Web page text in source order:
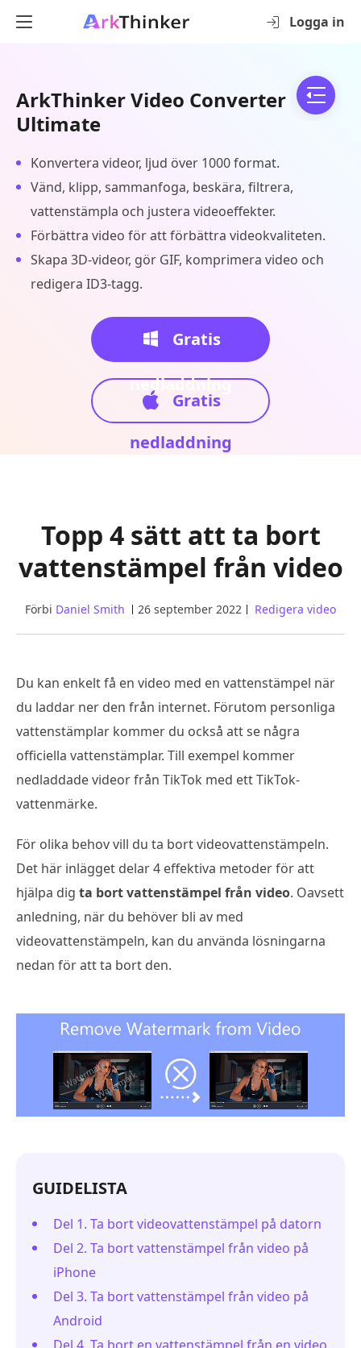
Logga in
ArkThinker Video Converter
Ultimate
Konvertera videor, ljud över 1000 format.
Vänd, klipp, sammanfoga, beskära, filtrera,
vattenstämpla och justera videoeffekter.
Förbättra video för att förbättra videokvaliteten.
Skapa 3D-videor, gör GIF, komprimera video och
redigera ID3-tagg.
Gratis
nedladdning
Gratis
nedladdning
Topp 4 sätt att ta bort
vattenstämpel från video
Förbi Daniel Smith 26 september 2022 Redigera video
Du kan enkelt få en video med en vattenstämpel när
du laddar ner den från internet. Förutom personliga
vattenstämplar kommer du också att se några
officiella vattenstämplar. Till exempel kommer
nedladdade videor från TikTok med ett TikTok-
vattenmärke.
För olika behov vill du ta bort videovattenstämpeln.
Det här inlägget delar 4 effektiva metoder för att
hjälpa dig ta bort vattenstämpel från video. Oavsett
anledning, när du behöver bli av med
videovattenstämpeln, kan du använda lösningarna
nedan för att ta bort den.
GUIDELISTA
Del 1. Ta bort videovattenstämpel på datorn
Del 2. Ta bort vattenstämpel från video på
iPhone
Del 3. Ta bort vattenstämpel från video på
Android
Del 4. Ta bort en vattenstämpel från en video